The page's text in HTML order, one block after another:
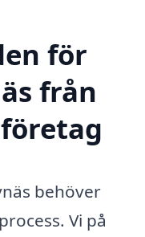
för
från
behöver
Vi på